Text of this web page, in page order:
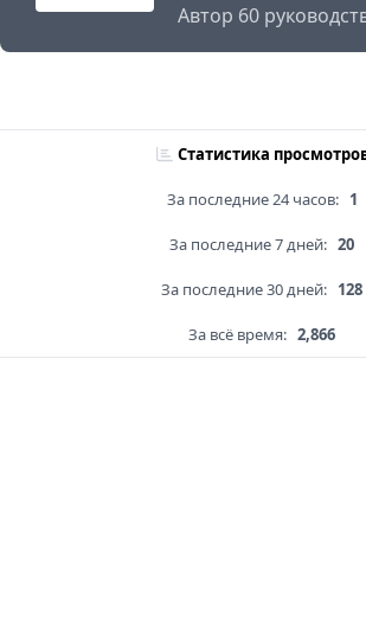
Автор 60
Статистика
За последние 24 часов: 1
За последние 7 дней: 20
За последние 30 дней: 128
За всё время: 2,866